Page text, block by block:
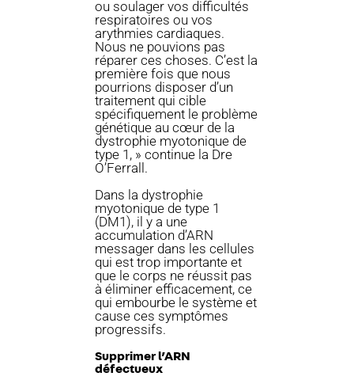
ou soulager vos difficultés
respiratoires ou vos
arythmies cardiaques.
Nous ne pouvions pas
réparer ces choses. C’est la
première fois que nous
pourrions disposer d’un
traitement qui cible
spécifiquement le problème
génétique au cœur de la
dystrophie myotonique de
type 1, » continue la Dre
O’Ferrall.
Dans la dystrophie
myotonique de type 1
(DM1), il y a une
accumulation d’ARN
messager dans les cellules
qui est trop importante et
que le corps ne réussit pas
à éliminer efficacement, ce
qui embourbe le système et
cause ces symptômes
progressifs.
Supprimer l’ARN
défectueux